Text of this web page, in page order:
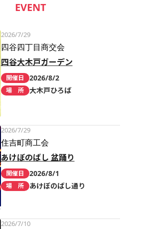
EVENT
2026/7/29
四谷四丁目商交会
四谷大木戸ガーデン
開催日 2026/8/2
場 所 大木戸ひろば
2026/7/29
住吉町商工会
あけぼのばし 盆踊り
開催日 2026/8/1
場 所 あけぼのばし通り
2026/7/10